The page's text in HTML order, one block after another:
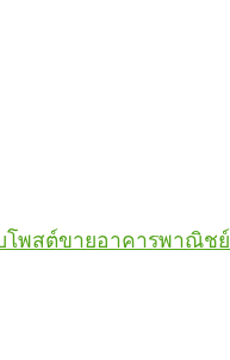
โพสต์ขายอาคารพาณิชย์